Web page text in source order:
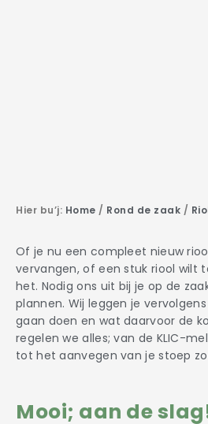
Hier bu’j: Home / Rond de zaak /
Of je nu een compleet nieuw
vervangen, of een stuk riool wilt
het. Nodig ons uit bij je op de
plannen. Wij leggen je
gaan doen en wat daarvoor de
regelen we alles; van de KLIC-
tot het aanvegen van je stoep
Mooi; aan de